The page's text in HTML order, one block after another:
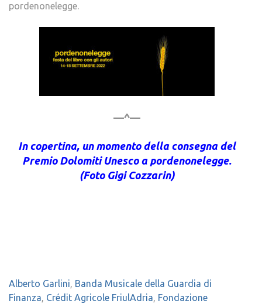
pordenonelegge.
—^—
In copertina, un momento della consegna del
Premio Dolomiti Unesco a pordenonelegge.
(Foto Gigi Cozzarin)
Alberto Garlini, Banda Musicale della Guardia di
Finanza, Crédit Agricole FriulAdria, Fondazione